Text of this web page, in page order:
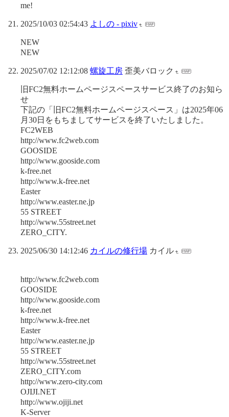
me!
2025/10/03 02:54:43 よしの - pixiv
NEW
NEW
2025/07/02 12:12:08 螺旋工房 歪美バロック
旧FC2無料ホームページスペースサービス終了のお知ら
せ
下記の「旧FC2無料ホームページスペース」は2025年06
月30日をもちましてサービスを終了いたしました。
FC2WEB
http://www.fc2web.com
GOOSIDE
http://www.gooside.com
k-free.net
http://www.k-free.net
Easter
http://www.easter.ne.jp
55 STREET
http://www.55street.net
ZERO_CITY.
2025/06/30 14:12:46 カイルの修行場 カイル
http://www.fc2web.com
GOOSIDE
http://www.gooside.com
k-free.net
http://www.k-free.net
Easter
http://www.easter.ne.jp
55 STREET
http://www.55street.net
ZERO_CITY.com
http://www.zero-city.com
OJIJI.NET
http://www.ojiji.net
K-Server